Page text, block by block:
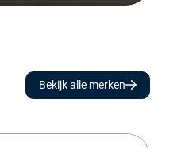
Bekijk alle merken